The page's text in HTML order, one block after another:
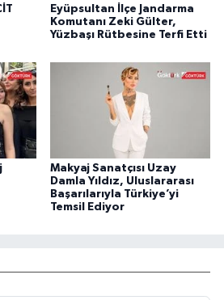
Eyüpsultan İlçe Jandarma
Komutanı Zeki Gülter,
Yüzbaşı Rütbesine Terfi Etti
Makyaj Sanatçısı Uzay
Damla Yıldız, Uluslararası
Başarılarıyla Türkiye’yi
Temsil Ediyor